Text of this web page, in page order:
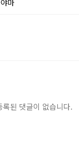
마
록된 댓글이 없습니다.